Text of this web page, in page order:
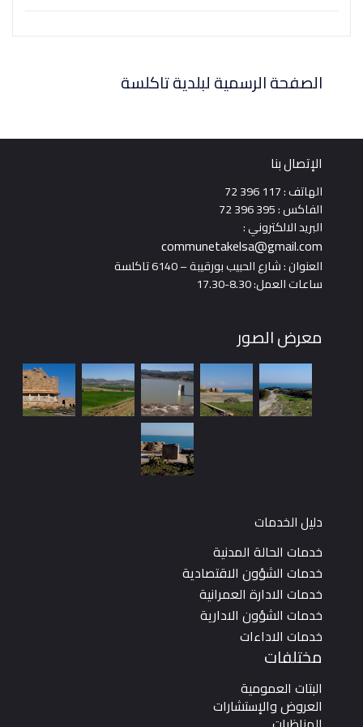
الرسمية لبلدية تاكلسة
الالكتروني :
: شارع الحبيب بورقيبة – 6140 تاكلسة
العمل: 8.30-17.30
الصور
الخدمات
الحالة المدنية
الشؤون الاقتصادية
الادارة العمرانية
الشؤون الادارية
الاداءات
العمومية
والإستشارات